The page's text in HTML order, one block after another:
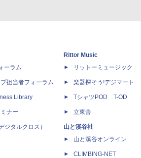
ーラム
担当者フォーラム
Library
ナー
ジタルクロス）
Rittor Music
リットーミュージック
楽器探そう!デジマート
TシャツPOD T-OD
立東舎
山と溪谷社
山と溪谷オンライン
CLIMBING-NET